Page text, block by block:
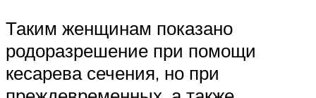
Таким женщинам показано
родоразрешение при помощи
кесарева сечения, но при